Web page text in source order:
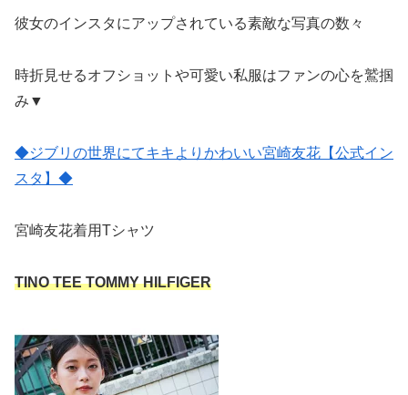
彼女のインスタにアップされている素敵な写真の数々
時折見せるオフショットや可愛い私服はファンの心を鷲掴
み▼
◆ジブリの世界にてキキよりかわいい宮崎友花【公式イン
スタ】◆
宮崎友花着用Tシャツ
TINO TEE TOMMY HILFIGER